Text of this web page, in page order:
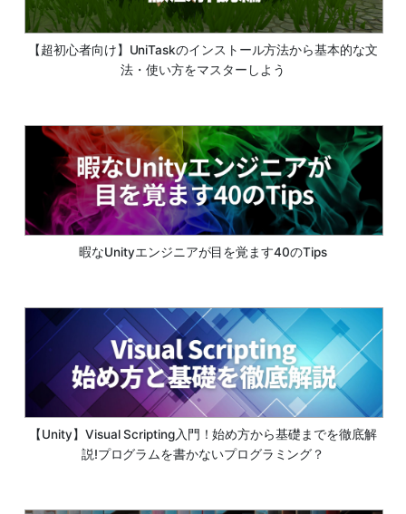
【超初心者向け】UniTaskのインストール方法から基本的な文
法・使い方をマスターしよう
暇なUnityエンジニアが目を覚ます40のTips
【Unity】Visual Scripting入門！始め方から基礎までを徹底解
説!プログラムを書かないプログラミング？